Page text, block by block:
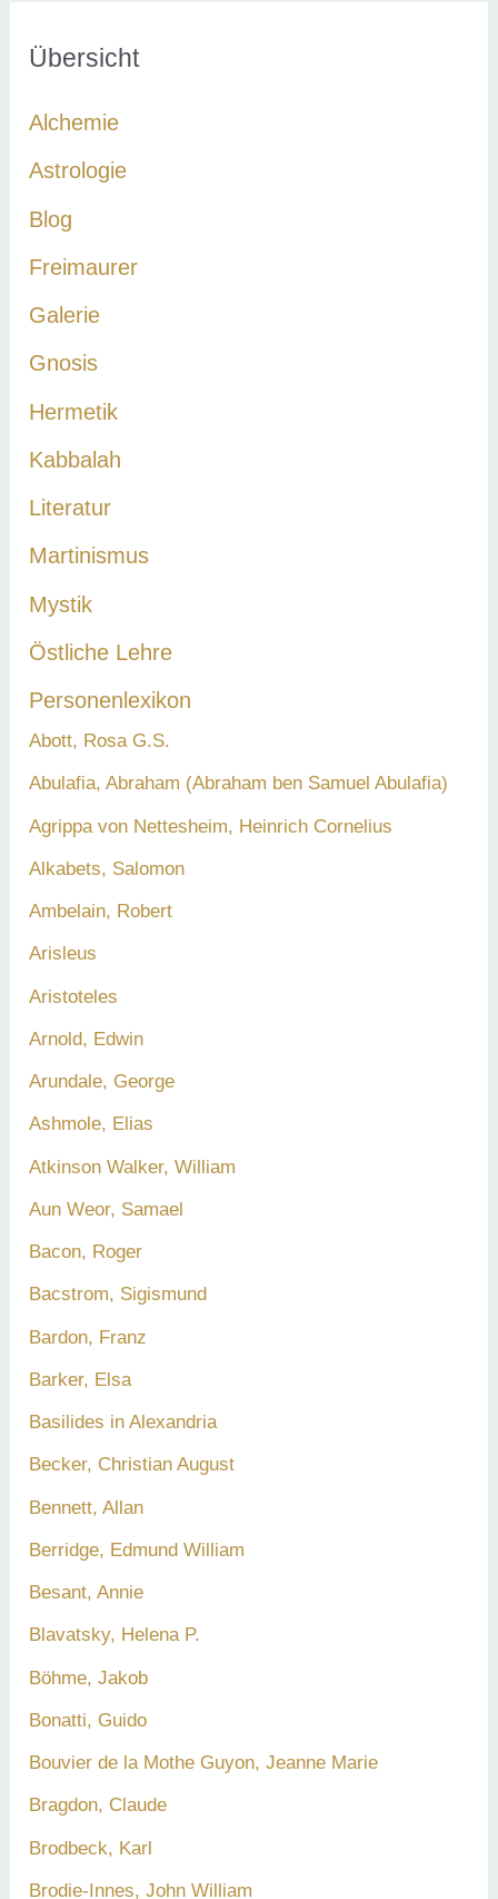
e
n
a
:
Übersicht
Alchemie
Astrologie
Blog
Freimaurer
Galerie
Gnosis
Hermetik
Kabbalah
Literatur
Martinismus
Mystik
Östliche Lehre
Personenlexikon
Abott, Rosa G.S.
Abulafia, Abraham (Abraham ben Samuel Abulafia)
Agrippa von Nettesheim, Heinrich Cornelius
Alkabets, Salomon
Ambelain, Robert
Arisleus
Aristoteles
Arnold, Edwin
Arundale, George
Ashmole, Elias
Atkinson Walker, William
Aun Weor, Samael
Bacon, Roger
Bacstrom, Sigismund
Bardon, Franz
Barker, Elsa
Basilides in Alexandria
Becker, Christian August
Bennett, Allan
Berridge, Edmund William
Besant, Annie
Blavatsky, Helena P.
Böhme, Jakob
Bonatti, Guido
Bouvier de la Mothe Guyon, Jeanne Marie
Bragdon, Claude
Brodbeck, Karl
Brodie-Innes, John William